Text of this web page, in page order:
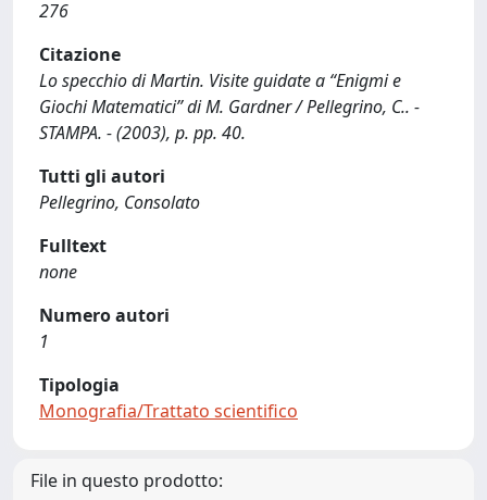
276
Citazione
Lo specchio di Martin. Visite guidate a “Enigmi e
Giochi Matematici” di M. Gardner / Pellegrino, C.. -
STAMPA. - (2003), p. pp. 40.
Tutti gli autori
Pellegrino, Consolato
Fulltext
none
Numero autori
1
Tipologia
Monografia/Trattato scientifico
File in questo prodotto: